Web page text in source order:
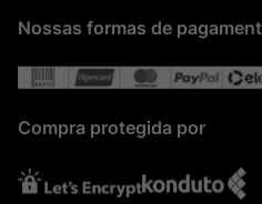
Nossas formas de
Compra protegida por